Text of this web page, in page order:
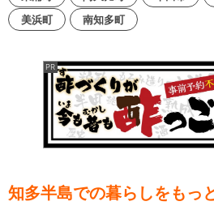
美浜町
南知多町
知多半島での暮らしをもっ